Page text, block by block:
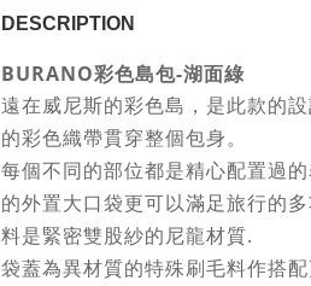
DESCRIPTION
BURANO彩色島包-湖面綠
遠在威尼斯的彩色島，是此款的
的彩色織帶貫穿整個包身。
每個不同的部位都是精心配置過
的外置大口袋更可以滿足旅行的
料是緊密雙股紗的尼龍材質.
袋蓋為異材質的特殊刷毛料作搭